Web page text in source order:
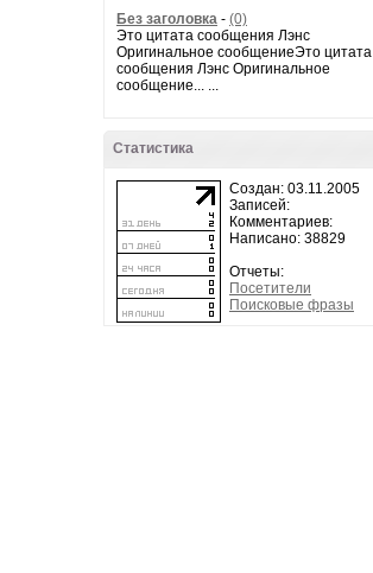
Без заголовка - (0)
Это цитата сообщения Лэнс
Оригинальное сообщениеЭто цитата
сообщения Лэнс Оригинальное
сообщение... ...
Статистика
Создан: 03.11.2005
Записей:
Комментариев:
Написано: 38829
Отчеты:
Посетители
Поисковые фразы